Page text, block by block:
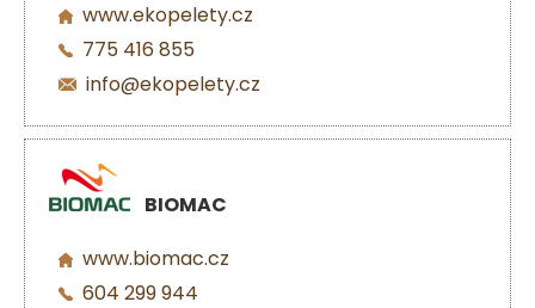
www.ekopelety.cz
775 416 855
info@ekopelety.cz
BIOMAC
www.biomac.cz
604 299 944